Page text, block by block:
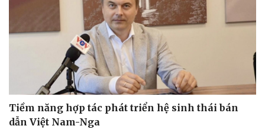
Tiềm năng hợp tác phát triển hệ sinh thái bán
dẫn Việt Nam-Nga